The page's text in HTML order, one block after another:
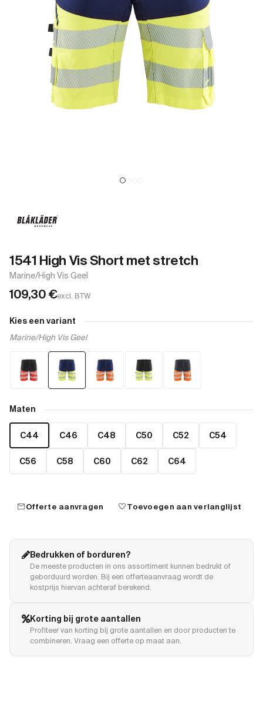
1541 High Vis Short met stretch
Marine/High Vis Geel
109,30€excl. BTW
Kies een variant
Marine/High Vis Geel
Maten
C44 C46 C48 C50 C52 C54
C56 C58 C60 C62 C64
mailOfferte aanvragen favoriteToevoegen aan verlanglijst
Bedrukken of borduren?
De meeste producten in ons assortiment kunnen bedrukt of
geborduurd worden. Bij een offerteaanvraag wordt de
kostprijs hiervan achteraf berekend.
Korting bij grote aantallen
Profiteer van korting bij grote aantallen en door producten te
combineren. Vraag een offerte op maat aan.